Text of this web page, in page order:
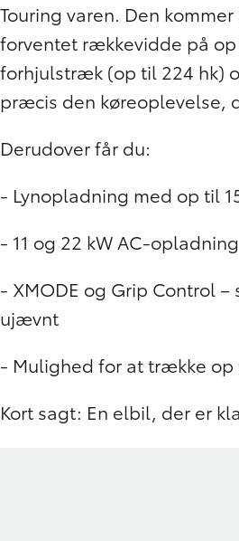
Touring varen. Den
forventet rækkevidde på
forhjulstræk (op til 224 hk)
præcis den køreoplevelse,
Derudover får du:
- Lynopladning med op til
- 11 og 22 kW AC-opladning
- XMODE og Grip Control
ujævnt
- Mulighed for at trække op
Kort sagt: En elbil, der er